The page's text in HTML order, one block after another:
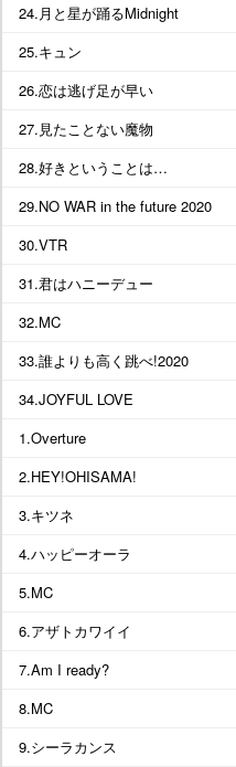
24.月と星が踊るMidnight
25.キュン
26.恋は逃げ足が早い
27.見たことない魔物
28.好きということは…
29.NO WAR in the future 2020
30.VTR
31.君はハニーデュー
32.MC
33.誰よりも高く跳べ!2020
34.JOYFUL LOVE
1.Overture
2.HEY!OHISAMA!
3.キツネ
4.ハッピーオーラ
5.MC
6.アザトカワイイ
7.Am I ready?
8.MC
9.シーラカンス